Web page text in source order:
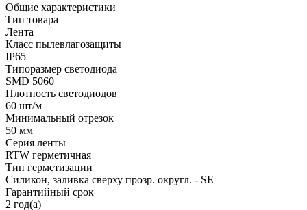
Общие характеристики
Тип товара
Лента
Класс пылевлагозащиты
IP65
Типоразмер светодиода
SMD 5060
Плотность светодиодов
60 шт/м
Минимальный отрезок
50 мм
Серия ленты
RTW герметичная
Тип герметизации
Силикон, заливка сверху прозр. округл. - SE
Гарантийный срок
2 год(а)